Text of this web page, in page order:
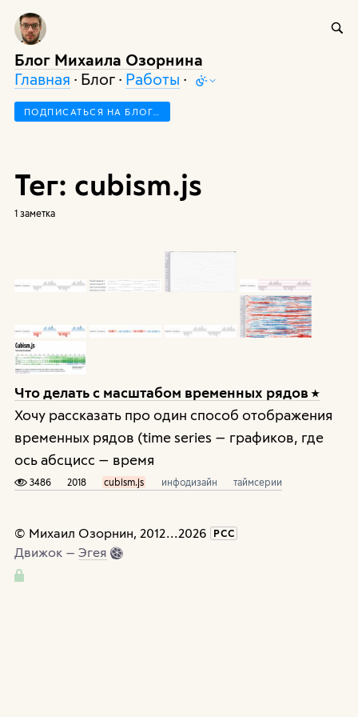
Блог Михаила Озорнина
Главная · Блог · Работы ·
ПОДПИСАТЬСЯ НА БЛОГ…
Тег: cubism.js
1 заметка
Что делать с масштабом временных рядов
Хочу рассказать про один способ отображения
временных рядов (time series — графиков, где
ось абсцисс — время
3486 2018 cubism.js инфодизайн таймсерии
© Михаил Озорнин, 2012...2026 РСС
Движок — Эгея